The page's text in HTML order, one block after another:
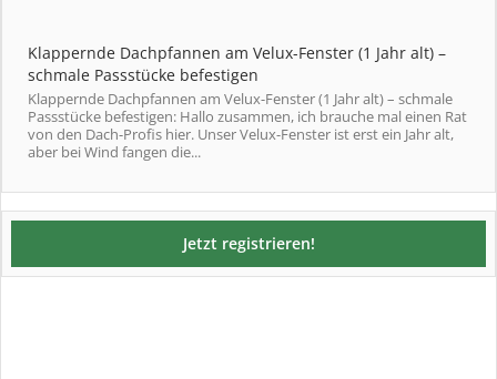
Klappernde Dachpfannen am Velux-Fenster (1 Jahr alt) –
schmale Passstücke befestigen
Klappernde Dachpfannen am Velux-Fenster (1 Jahr alt) – schmale
Passstücke befestigen: Hallo zusammen, ich brauche mal einen Rat
von den Dach-Profis hier. Unser Velux-Fenster ist erst ein Jahr alt,
aber bei Wind fangen die...
Jetzt registrieren!